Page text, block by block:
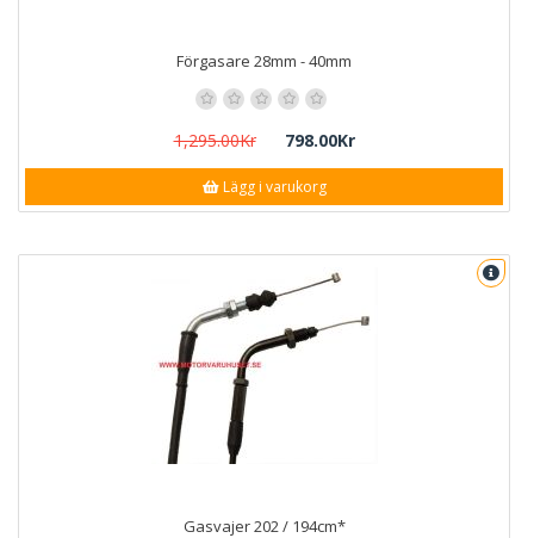
Förgasare 28mm - 40mm
1,295.00Kr 798.00Kr
Lägg i varukorg
Gasvajer 202 / 194cm*